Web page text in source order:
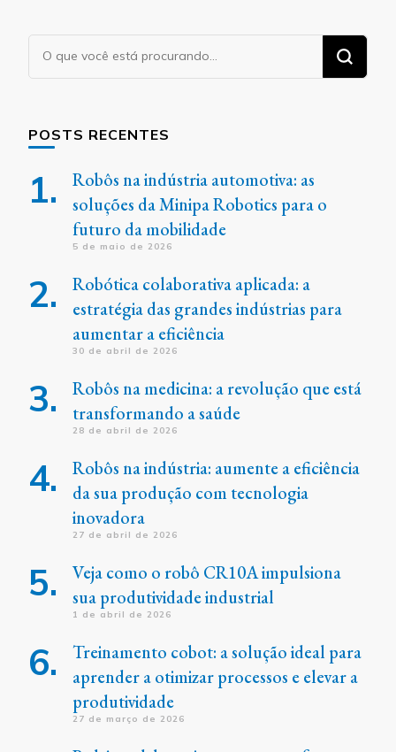
Procurando
algo?
POSTS RECENTES
Robôs na indústria automotiva: as
soluções da Minipa Robotics para o
futuro da mobilidade
5 de maio de 2026
Robótica colaborativa aplicada: a
estratégia das grandes indústrias para
aumentar a eficiência
30 de abril de 2026
Robôs na medicina: a revolução que está
transformando a saúde
28 de abril de 2026
Robôs na indústria: aumente a eficiência
da sua produção com tecnologia
inovadora
27 de abril de 2026
Veja como o robô CR10A impulsiona
sua produtividade industrial
1 de abril de 2026
Treinamento cobot: a solução ideal para
aprender a otimizar processos e elevar a
produtividade
27 de março de 2026